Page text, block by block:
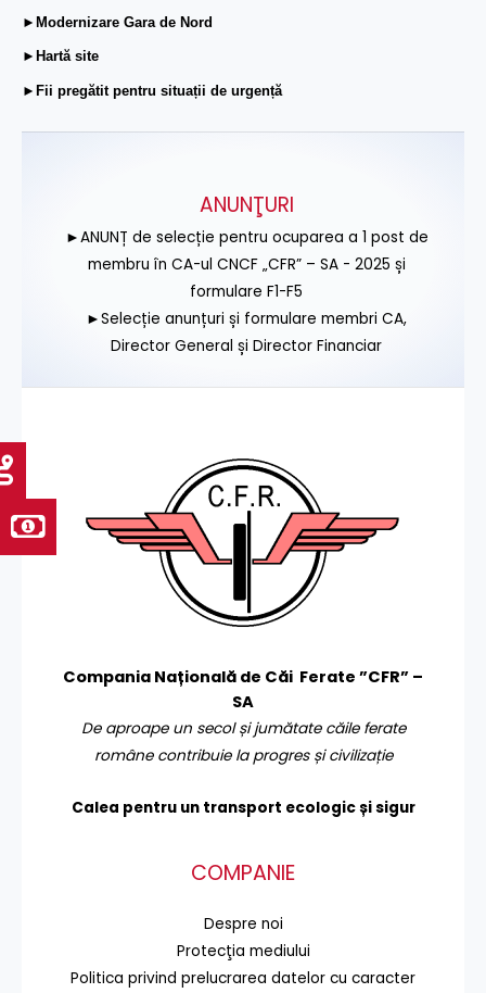
►Modernizare Gara de Nord
►Hartă site
►Fii pregătit pentru situații de urgență
ANUNŢURI
►ANUNȚ de selecție pentru ocuparea a 1 post de
membru în CA-ul CNCF „CFR” – SA - 2025 și
formulare F1-F5
►Selecție anunțuri și formulare membri CA,
Director General și Director Financiar
Compania Națională de Căi Ferate ”CFR” –
SA
De aproape un secol și jumătate căile ferate
române contribuie la progres și civilizație
Calea pentru un transport ecologic și sigur
COMPANIE
Despre noi
Protecţia mediului
Politica privind prelucrarea datelor cu caracter